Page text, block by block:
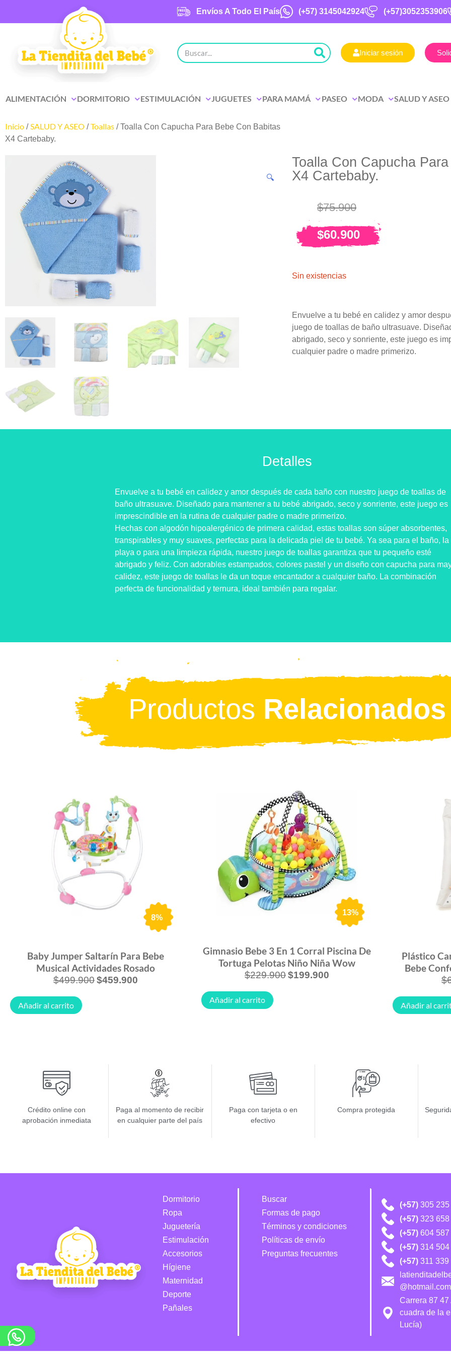
Envíos A Todo El País (+57) 3145042924 (+57)3052353906
Iniciar sesión
ALIMENTACIÓN DORMITORIO ESTIMULACIÓN JUGUETES PARA MAMÁ PASEO MODA SALUD Y ASEO
Inicio /SALUD Y ASEO /Toallas / Toalla Con Capucha Para Bebe Con Babitas
X4 Cartebaby.
🔍
Toalla Con Capucha
X4 Cartebaby.
$75.900
$60.900
Sin existencias
Envuelve a tu bebé en calidez y amor
juego de toallas de baño ultrasuave.
abrigado, seco y sonriente, este juego es
cualquier padre o madre primerizo.
Detalles
Envuelve a tu bebé en calidez y amor después de cada baño con nuestro juego de toallas de
baño ultrasuave. Diseñado para mantener a tu bebé abrigado, seco y sonriente, este juego es
imprescindible en la rutina de cualquier padre o madre primerizo.
Hechas con algodón hipoalergénico de primera calidad, estas toallas son súper absorbentes,
transpirables y muy suaves, perfectas para la delicada piel de tu bebé. Ya sea para el baño, la
playa o para una limpieza rápida, nuestro juego de toallas garantiza que tu pequeño esté
abrigado y feliz. Con adorables estampados, colores pastel y un diseño con capucha para
calidez, este juego de toallas le da un toque encantador a cualquier baño. La combinación
perfecta de funcionalidad y ternura, ideal también para regalar.
Productos Relacionados
8%
Baby Jumper Saltarín Para Bebe
Musical Actividades Rosado
$499.900$459.900
Añadir al carrito
13%
Gimnasio Bebe 3 En 1 Corral Piscina De
Tortuga Pelotas Niño Niña Wow
$229.900$199.900
Añadir al carrito
Plástico
Bebe
$
Añadir al
Crédito online con
aprobación inmediata
Paga al momento de recibir
en cualquier parte del país
Paga con tarjeta o en
efectivo
Compra protegida
Dormitorio
Ropa
Juguetería
Estimulación
Accesorios
Hígiene
Maternidad
Deporte
Pañales
Buscar
Formas de pago
Términos y condiciones
Políticas de envío
Preguntas frecuentes
(+57)305 235
(+57)323 658
(+57)604 587
(+57)314 504
(+57)311 339
@hotmail.com
Carrera 87 47
cuadra de la
Lucía)